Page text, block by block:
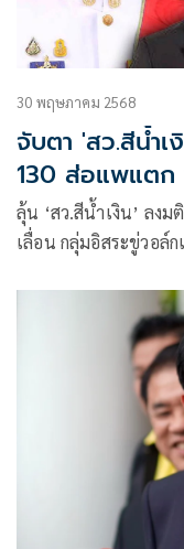
30 พฤษภาคม 2568
จับตา 'สว.สีน้ำเ
130 ส่อแพแต
ลุ้น ‘สว.สีน้ำเงิน’ ลง
เลื่อน กลุ่มอิสระขู่วอล์